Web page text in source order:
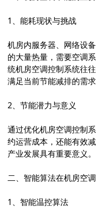
1、能耗现状与挑战
机房内服务器、网络设
的大量热量，需要空调
统机房空调控制系统往
满足当前节能减排的需求
2、节能潜力与意义
通过优化机房空调控制
约运营成本，还能有效
产业发展具有重要意义。
二、智能算法在机房空
1、智能温控算法